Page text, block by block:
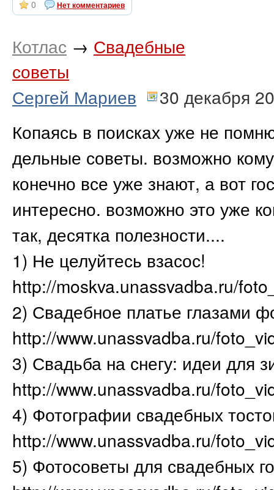
0 Нет комментариев
Котлас → Свадебные
советы
Сергей Мариев
30 декабря
Копаясь в поисках уже не
дельные советы. возможно
конечно все уже знают, а вот
интересно. возможно это уже
так, десятка полезности....
1) Не целуйтесь взасос!
http://moskva.unassvadba.ru/
2) Свадебное платье глазами
http://www.unassvadba.ru/
3) Свадьба на снегу: идеи для
http://www.unassvadba.ru/
4) Фотографии свадебных
http://www.unassvadba.ru/
5) Фотосоветы для свадебных